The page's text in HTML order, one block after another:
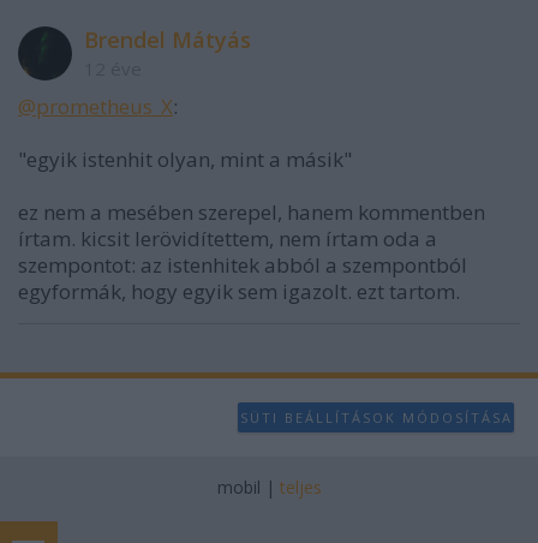
Brendel Mátyás
@prometheus_X:
"egyik istenhit olyan, mint a másik"
ez nem a mesében szerepel, hanem kommentben
írtam. kicsit lerövidítettem, nem írtam oda a
szempontot: az istenhitek abból a szempontból
egyformák, hogy egyik sem igazolt. ezt tartom.
SÜTI BEÁLLÍTÁSOK MÓDOSÍTÁSA
mobil | teljes